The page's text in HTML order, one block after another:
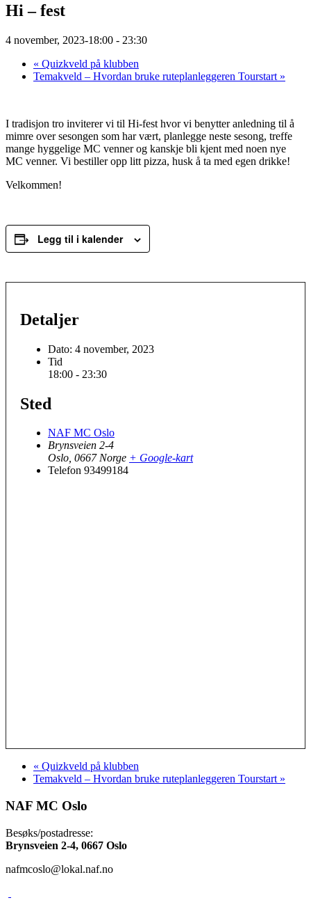
Hi – fest
4 november, 2023-18:00 - 23:30
« Quizkveld på klubben
Temakveld – Hvordan bruke ruteplanleggeren Tourstart »
I tradisjon tro inviterer vi til Hi-fest hvor vi benytter anledning til å
mimre over sesongen som har vært, planlegge neste sesong, treffe
mange hyggelige MC venner og kanskje bli kjent med noen nye
MC venner. Vi bestiller opp litt pizza, husk å ta med egen drikke!
Velkommen!
Legg til i kalender
Detaljer
Dato: 4 november, 2023
Tid
18:00 - 23:30
Sted
NAF MC Oslo
Brynsveien 2-4
Oslo, 0667 Norge + Google-kart
Telefon 93499184
« Quizkveld på klubben
Temakveld – Hvordan bruke ruteplanleggeren Tourstart »
NAF MC Oslo
Besøks/postadresse:
Brynsveien 2-4, 0667 Oslo
nafmcoslo@lokal.naf.no